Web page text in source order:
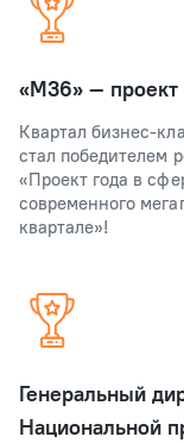
«М36» — проект
Квартал бизнес-
стал победителем
«Проект года в
современного
квартале»!
Генеральный
Национальной